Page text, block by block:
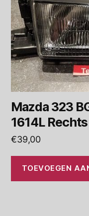
Mazda 323
1614L Rechts
€39,00
TOEVOEGEN